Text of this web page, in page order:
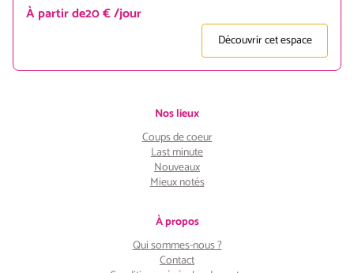
À partir de20 € /jour
Découvrir cet espace
Nos lieux
Coups de coeur
Last minute
Nouveaux
Mieux notés
À propos
Qui sommes-nous ?
Contact